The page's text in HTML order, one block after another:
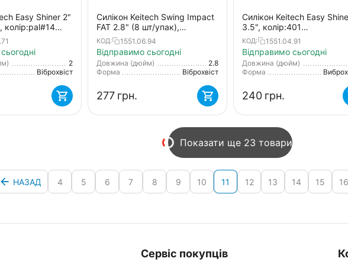
Easy Shiner 2"
колір:pal#14
2
Віброхвіст
Силікон Keitech Swing Impact
FAT 2.8" (8 шт/упак),
колір:ea#10 pink silver glow
КОД: 1551.06.94
Відправимо сьогодні
Довжина (дюйм)
2.8
Форма
Віброхвіст
‍277‍ грн.
Силікон Keitech Easy
3.5", колір:401
greenpumpkinpp.chart
КОД: 1551.04.91
Відправимо сьогодні
Довжина (дюйм)
Форма
‍240‍ грн.
Показати ще 23 товари
НАЗАД 4 5 6 7 8 9 10 11 12 13 14 15 16
Сервіс покупців